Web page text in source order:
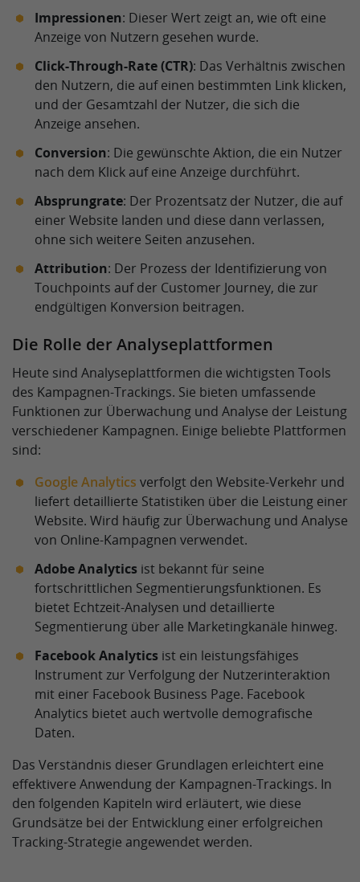
Impressionen: Dieser Wert zeigt an, wie oft eine
Anzeige von Nutzern gesehen wurde.
Click-Through-Rate (CTR): Das Verhältnis zwischen
den Nutzern, die auf einen bestimmten Link klicken,
und der Gesamtzahl der Nutzer, die sich die
Anzeige ansehen.
Conversion: Die gewünschte Aktion, die ein Nutzer
nach dem Klick auf eine Anzeige durchführt.
Absprungrate: Der Prozentsatz der Nutzer, die auf
einer Website landen und diese dann verlassen,
ohne sich weitere Seiten anzusehen.
Attribution: Der Prozess der Identifizierung von
Touchpoints auf der Customer Journey, die zur
endgültigen Konversion beitragen.
Die Rolle der Analyseplattformen
Heute sind Analyseplattformen die wichtigsten Tools
des Kampagnen-Trackings. Sie bieten umfassende
Funktionen zur Überwachung und Analyse der Leistung
verschiedener Kampagnen. Einige beliebte Plattformen
sind:
Google Analytics verfolgt den Website-Verkehr und
liefert detaillierte Statistiken über die Leistung einer
Website. Wird häufig zur Überwachung und Analyse
von Online-Kampagnen verwendet.
Adobe Analytics ist bekannt für seine
fortschrittlichen Segmentierungsfunktionen. Es
bietet Echtzeit-Analysen und detaillierte
Segmentierung über alle Marketingkanäle hinweg.
Facebook Analytics ist ein leistungsfähiges
Instrument zur Verfolgung der Nutzerinteraktion
mit einer Facebook Business Page. Facebook
Analytics bietet auch wertvolle demografische
Daten.
Das Verständnis dieser Grundlagen erleichtert eine
effektivere Anwendung der Kampagnen-Trackings. In
den folgenden Kapiteln wird erläutert, wie diese
Grundsätze bei der Entwicklung einer erfolgreichen
Tracking-Strategie angewendet werden.